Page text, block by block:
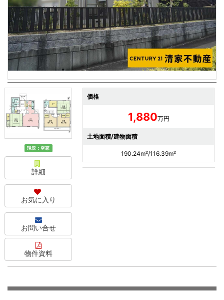
現況：空家
詳細
お気に入り
お問い合せ
物件資料
価格
1,880万円
土地面積/建物面積
190.24m²/116.39m²